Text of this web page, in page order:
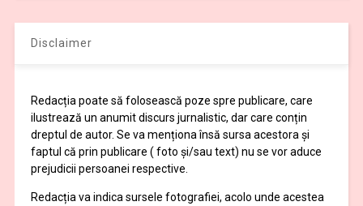
Disclaimer
Redacția poate să folosească poze spre publicare, care
ilustrează un anumit discurs jurnalistic, dar care conțin
dreptul de autor. Se va menționa însă sursa acestora și
faptul că prin publicare ( foto și/sau text) nu se vor aduce
prejudicii persoanei respective.
Redacția va indica sursele fotografiei, acolo unde acestea